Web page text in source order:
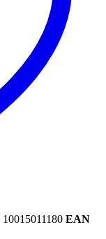
10015011180 EAN